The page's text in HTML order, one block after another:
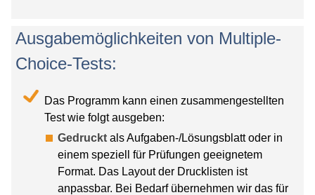
Ausgabemöglichkeiten von Multiple-
Choice-Tests:
Das Programm kann einen zusammengestellten
Test wie folgt ausgeben:
Gedruckt als Aufgaben-/Lösungsblatt oder in
einem speziell für Prüfungen geeignetem
Format. Das Layout der Drucklisten ist
anpassbar. Bei Bedarf übernehmen wir das für